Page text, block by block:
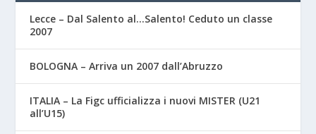
Lecce – Dal Salento al…Salento! Ceduto un classe
2007
BOLOGNA – Arriva un 2007 dall’Abruzzo
ITALIA – La Figc ufficializza i nuovi MISTER (U21
all’U15)